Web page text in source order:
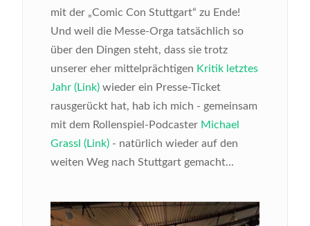
mit der „Comic Con Stuttgart“ zu Ende!
Und weil die Messe-Orga tatsächlich so
über den Dingen steht, dass sie trotz
unserer eher mittelprächtigen Kritik letztes
Jahr (Link) wieder ein Presse-Ticket
rausgerückt hat, hab ich mich - gemeinsam
mit dem Rollenspiel-Podcaster Michael
Grassl (Link) - natürlich wieder auf den
weiten Weg nach Stuttgart gemacht...